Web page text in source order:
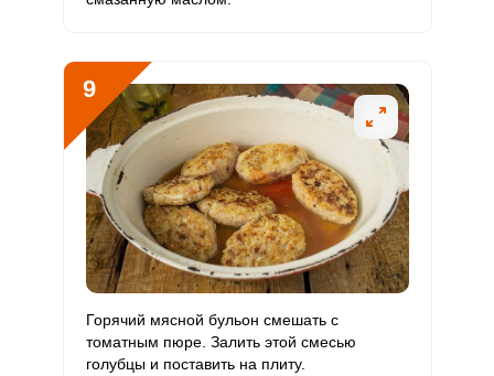
9
Горячий мясной бульон смешать с
томатным пюре. Залить этой смесью
голубцы и поставить на плиту.